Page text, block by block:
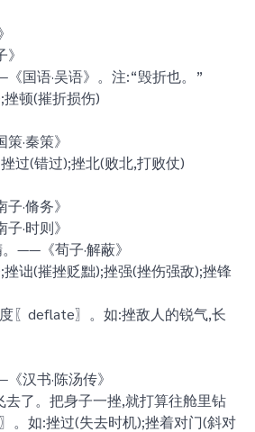
国语·吴语》。注:“毁折也。”
顿(摧折损伤)
·秦策》
过(错过);挫北(败北,打败仗)
·脩务》
·时则》
——《荀子·解蔽》
诎(摧挫贬黜);挫强(挫伤强敌);挫锋
〖deflate〗。如:挫敌人的锐气,长
汉书·陈汤传》
去了。把身子一挫,就打算往舱里钻
。如:挫过(失去时机);挫着对门(斜对